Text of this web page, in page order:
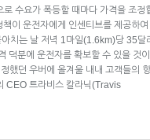
수요가 폭등할 때마다 가격을 조정
이 운전자에게 인센티브를 제공하
치는 날 저녁 1마일(1.6km)당 35달
덕분에 운전자를 확보할 수 있을 것
했던 우버에 올겨울 내내 고객들의
CEO 트라비스 칼라닉(Travis